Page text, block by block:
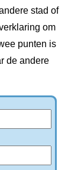
stad of
om
punten is
de andere